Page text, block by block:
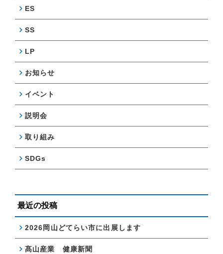
ES
SS
LP
お知らせ
イベント
説明会
取り組み
SDGs
最近の投稿
2026岡山どてらい市に出展します
髙山産業 健康新聞